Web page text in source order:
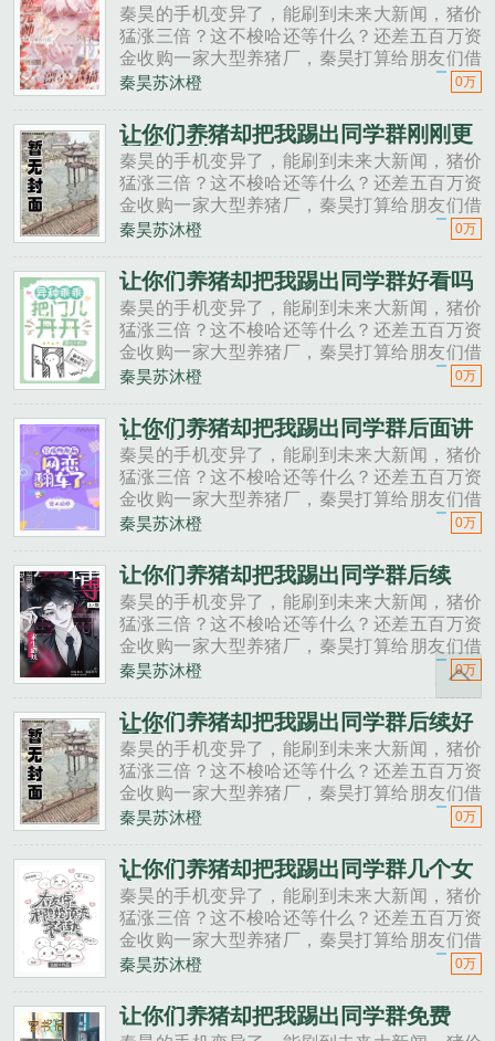
秦昊的手机变异了，能刷到未来大新闻，猪价
猛涨三倍？这不梭哈还等什么？还差五百万资
金收购一家大型养猪厂，秦昊打算给朋友们借
一点。秦昊老班长啊，我想回家养猪，要不要
秦昊二狗子，借500万买点......
秦昊苏沐橙 0万
让你们养猪却把我踢出同学群刚刚更
新章节列表
秦昊的手机变异了，能刷到未来大新闻，猪价
猛涨三倍？这不梭哈还等什么？还差五百万资
金收购一家大型养猪厂，秦昊打算给朋友们借
一点。秦昊老班长啊，我想回家养猪，要不要
秦昊二狗子，借500万买点......
秦昊苏沐橙 0万
让你们养猪却把我踢出同学群好看吗
秦昊的手机变异了，能刷到未来大新闻，猪价
猛涨三倍？这不梭哈还等什么？还差五百万资
金收购一家大型养猪厂，秦昊打算给朋友们借
一点。秦昊老班长啊，我想回家养猪，要不要
秦昊二狗子，借500万买点......
秦昊苏沐橙 0万
让你们养猪却把我踢出同学群后面讲
的是什么
秦昊的手机变异了，能刷到未来大新闻，猪价
猛涨三倍？这不梭哈还等什么？还差五百万资
金收购一家大型养猪厂，秦昊打算给朋友们借
一点。秦昊老班长啊，我想回家养猪，要不要
秦昊二狗子，借500万买点......
秦昊苏沐橙 0万
让你们养猪却把我踢出同学群后续
秦昊的手机变异了，能刷到未来大新闻，猪价
猛涨三倍？这不梭哈还等什么？还差五百万资
金收购一家大型养猪厂，秦昊打算给朋友们借
一点。秦昊老班长啊，我想回家养猪，要不要
投资点？老班长不好意思，我刚买了法拉利。
秦昊二狗子，借500万买点......
秦昊苏沐橙 0万
让你们养猪却把我踢出同学群后续好
看吗
秦昊的手机变异了，能刷到未来大新闻，猪价
猛涨三倍？这不梭哈还等什么？还差五百万资
金收购一家大型养猪厂，秦昊打算给朋友们借
一点。秦昊老班长啊，我想回家养猪，要不要
秦昊二狗子，借500万买点......
秦昊苏沐橙 0万
让你们养猪却把我踢出同学群几个女
主
秦昊的手机变异了，能刷到未来大新闻，猪价
猛涨三倍？这不梭哈还等什么？还差五百万资
金收购一家大型养猪厂，秦昊打算给朋友们借
一点。秦昊老班长啊，我想回家养猪，要不要
秦昊二狗子，借500万买点......
秦昊苏沐橙 0万
让你们养猪却把我踢出同学群免费